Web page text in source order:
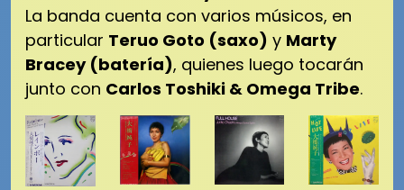
La banda cuenta con varios músicos, en
particular Teruo Goto (saxo) y Marty
Bracey (batería), quienes luego tocarán
junto con Carlos Toshiki & Omega Tribe.